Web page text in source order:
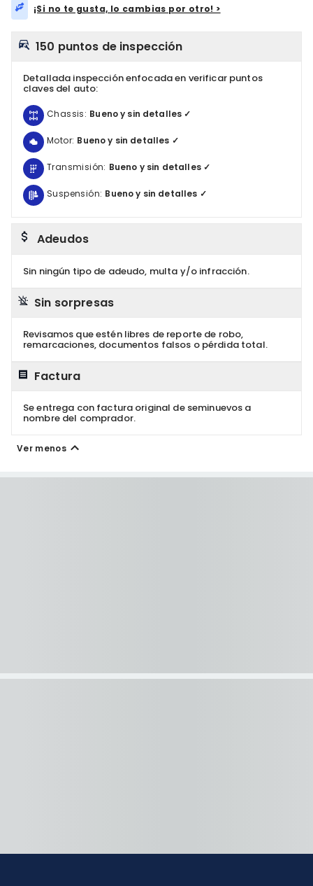
¡Si no te gusta, lo cambias por otro! >
150 puntos de inspección
Detallada inspección enfocada en verificar puntos
claves del auto:
Chassis: Bueno y sin detalles ✓
Motor: Bueno y sin detalles ✓
Transmisión: Bueno y sin detalles ✓
Suspensión: Bueno y sin detalles ✓
Adeudos
Sin ningún tipo de adeudo, multa y/o infracción.
Sin sorpresas
Revisamos que estén libres de reporte de robo,
remarcaciones, documentos falsos o pérdida total.
Factura
Se entrega con factura original de seminuevos a
nombre del comprador.
Ver menos